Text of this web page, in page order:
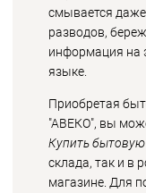
смывается
разводов,
информация на
языке.
Приобретая
"АВЕКО", вы
Купить
склада, так и в
магазине. Для